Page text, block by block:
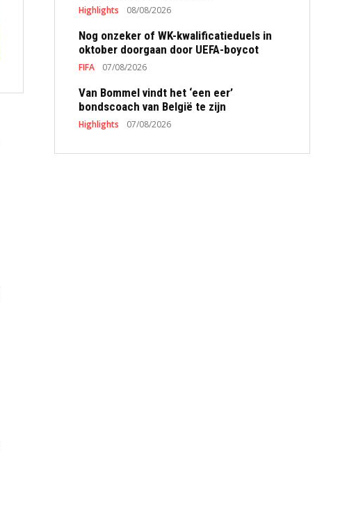
Highlights 08/08/2026
Nog onzeker of WK-kwalificatieduels in
oktober doorgaan door UEFA-boycot
FIFA 07/08/2026
Van Bommel vindt het ‘een eer’
bondscoach van België te zijn
Highlights 07/08/2026